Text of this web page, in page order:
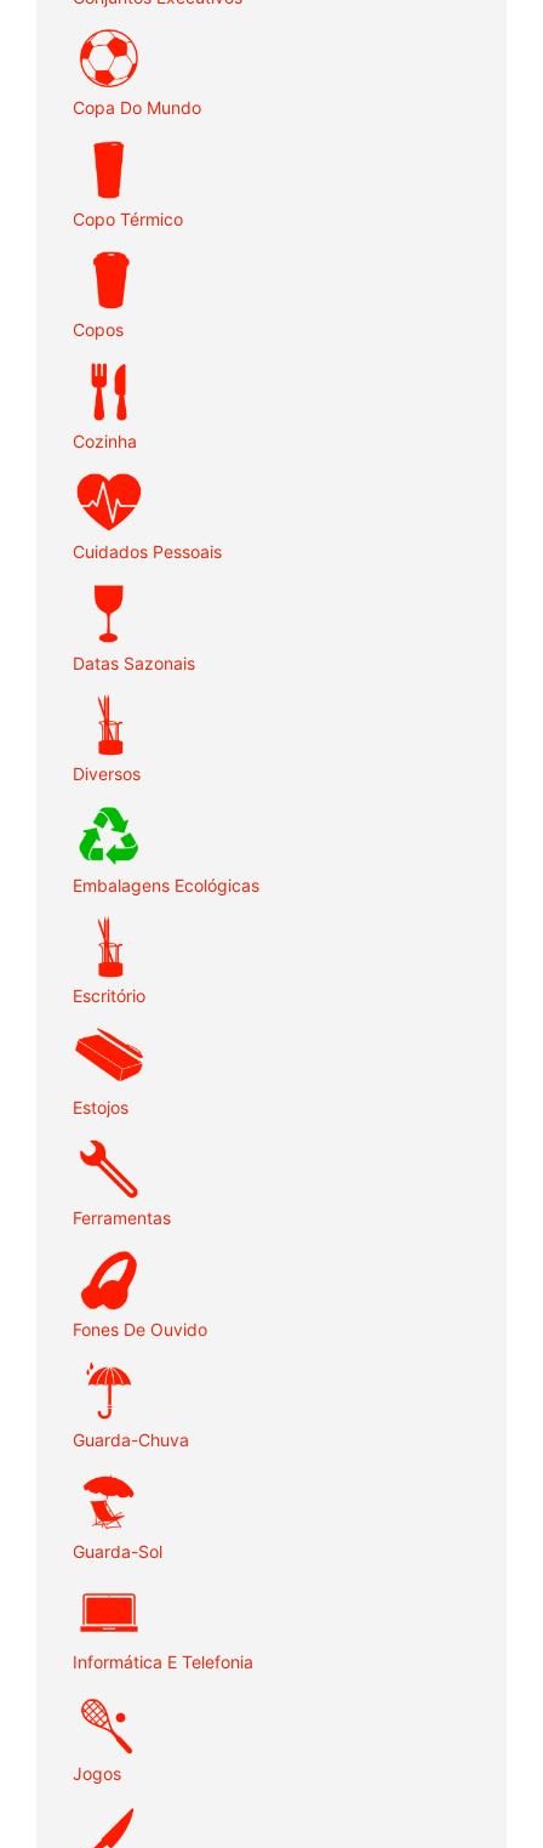
Copa Do Mundo
Copo Térmico
Copos
Cozinha
Cuidados Pessoais
Datas Sazonais
Diversos
Embalagens Ecológicas
Escritório
Estojos
Ferramentas
Fones De Ouvido
Guarda-Chuva
Guarda-Sol
Informática E Telefonia
Jogos